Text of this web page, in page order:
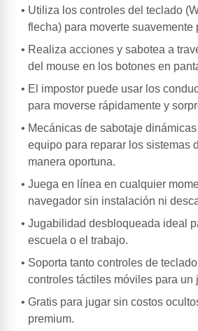
Utiliza los controles del teclado
flecha) para moverte suavemente
Realiza acciones y sabotea a
del mouse en los botones en
El impostor puede usar los
para moverse rápidamente y
Mecánicas de sabotaje
equipo para reparar los sistemas
manera oportuna.
Juega en línea en cualquier
navegador sin instalación ni
Jugabilidad desbloqueada ideal
escuela o el trabajo.
Soporta tanto controles de
controles táctiles móviles para un
Gratis para jugar sin costos
premium.